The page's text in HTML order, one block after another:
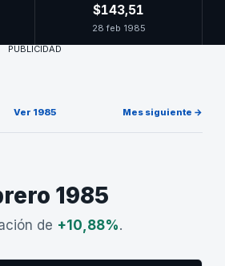
$143,51
28 feb 1985
PUBLICIDAD
Ver 1985 Mes siguiente →
1985
de +10,88%.